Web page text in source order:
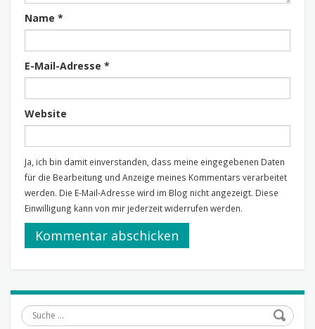
Name *
E-Mail-Adresse *
Website
Ja, ich bin damit einverstanden, dass meine eingegebenen Daten
für die Bearbeitung und Anzeige meines Kommentars verarbeitet
werden. Die E-Mail-Adresse wird im Blog nicht angezeigt. Diese
Einwilligung kann von mir jederzeit widerrufen werden.
Suche